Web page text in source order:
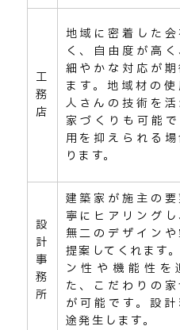
工
務
店
地域に密着した
く、自由度が高
細やかな対応が期
ます。地域材の
人さんの技術を活
家づくりも可能で
用を抑えられる場
ります。
設
計
事
務
所
建築家が施主の
寧にヒアリング
無二のデザインや
提案してくれます
ン性や機能性を
た、こだわりの家
が可能です。設計
途発生します。